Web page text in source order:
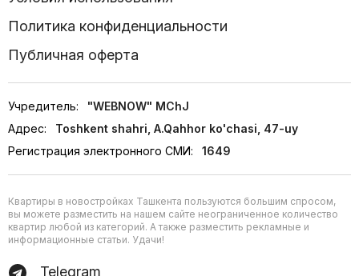
Политика конфиденциальности
Публичная оферта
Учредитель:
"WEBNOW" MChJ
Адрес:
Toshkent shahri, A.Qahhor ko'chasi, 47-uy
Регистрация электронного СМИ:
1649
Квартиры в новостройках Ташкента пользуются большим спросом,
вы можете разместить на нашем сайте неограниченное количество
квартир любой из категорий. А также разместить рекламные и
информационные статьи. Удачи!
Telegram